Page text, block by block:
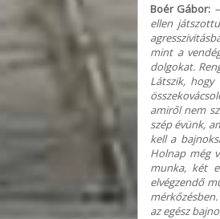
Boér Gábor:
ellen
mint a
dolgokat.
Látszik, hogy
amiről nem
szép évünk,
kell a
Holnap még
munka, két
elvégzendő
az egész